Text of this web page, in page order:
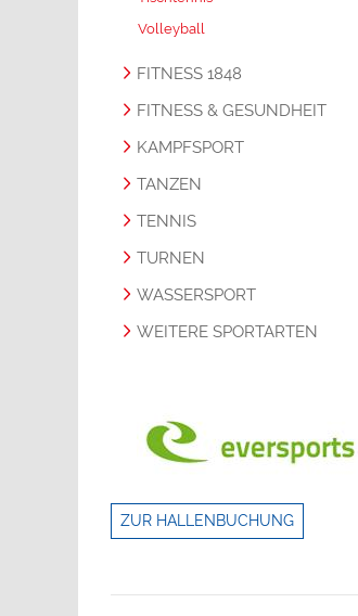
Volleyball
FITNESS 1848
FITNESS & GESUNDHEIT
KAMPFSPORT
TANZEN
TENNIS
TURNEN
WASSERSPORT
WEITERE SPORTARTEN
ZUR HALLENBUCHUNG